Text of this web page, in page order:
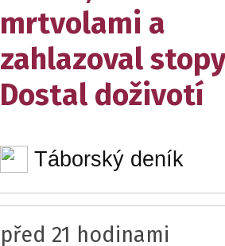
mrtvolami a
zahlazoval
Dostal doživotí
Táborský deník
před 21 hodinami